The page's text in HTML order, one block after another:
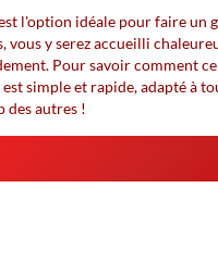
l'option idéale pour faire un
y serez accueilli
Pour savoir comment
simple et rapide, adapté à
des autres !